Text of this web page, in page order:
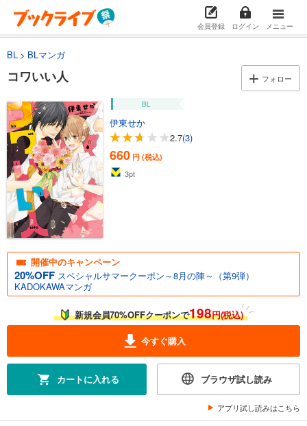
会員登録 ログイン メニュー
BL BLマンガ
コワいい人 フォロー
BL
伊東せか
2.7(3)
660 円 (税込)
3pt
開催中のキャンペーン
20%OFF スペシャルサマークーポン～8月の陣～（第9弾）
KADOKAWAマンガ
新規会員70%OFFクーポンで198円(税込)
今すぐ購入
カートに入れる ブラウザ試し読み
アプリ試し読みはこちら